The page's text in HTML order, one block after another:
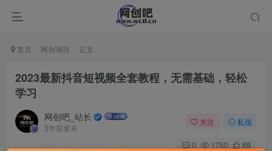
首页 网创项目 正文
2023最新抖音短视频全套教程，无需基础，轻松
学习
网创吧_站长
3年前发布
关注 私信
0 1750 69